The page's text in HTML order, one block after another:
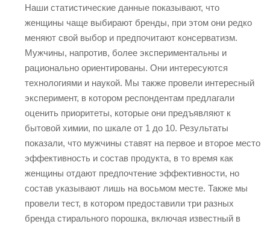
Наши статистические данные показывают, что
женщины чаще выбирают бренды, при этом они редко
меняют свой выбор и предпочитают консерватизм.
Мужчины, напротив, более экспериментальны и
рационально ориентированы. Они интересуются
технологиями и наукой. Мы также провели интересный
эксперимент, в котором респондентам предлагали
оценить приоритеты, которые они предъявляют к
бытовой химии, по шкале от 1 до 10. Результаты
показали, что мужчины ставят на первое и второе место
эффективность и состав продукта, в то время как
женщины отдают предпочтение эффективности, но
состав указывают лишь на восьмом месте. Также мы
провели тест, в котором предоставили три разных
бренда стирального порошка, включая известный в